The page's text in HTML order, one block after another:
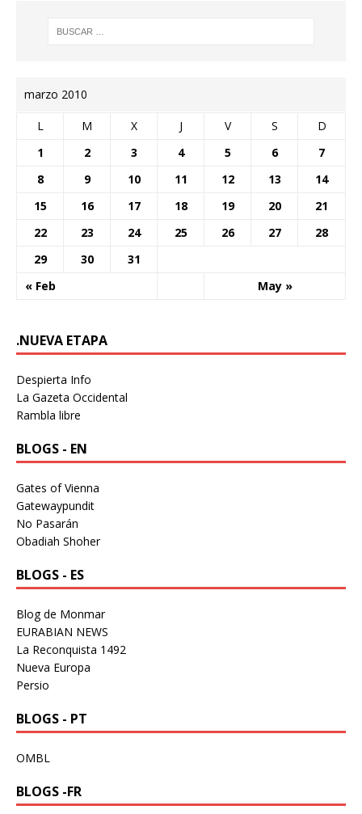
marzo 2010
L M X J V S D
« Feb May »
1 2 3 4 5 6
7
8
9 10 11 12 13
14
15
16 17 18 19 20
21
22
23 24 25 26 27
28
29
30 31
.NUEVA ETAPA
Despierta Info
La Gazeta Occidental
Rambla libre
BLOGS - EN
Gates of Vienna
Gatewaypundit
No Pasarán
Obadiah Shoher
BLOGS - ES
Blog de Monmar
EURABIAN NEWS
La Reconquista 1492
Nueva Europa
Persio
BLOGS - PT
OMBL
BLOGS -FR